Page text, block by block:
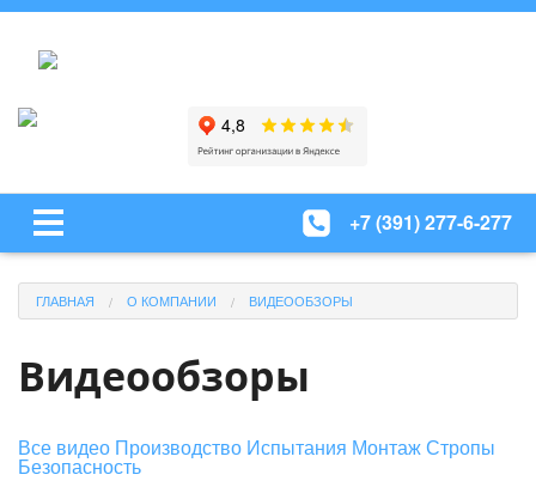
+7 (391) 277-6-277
ГЛАВНАЯ О КОМПАНИИ ВИДЕООБЗОРЫ
Видеообзоры
Все видео Производство Испытания МонтажСтропы
Безопасность